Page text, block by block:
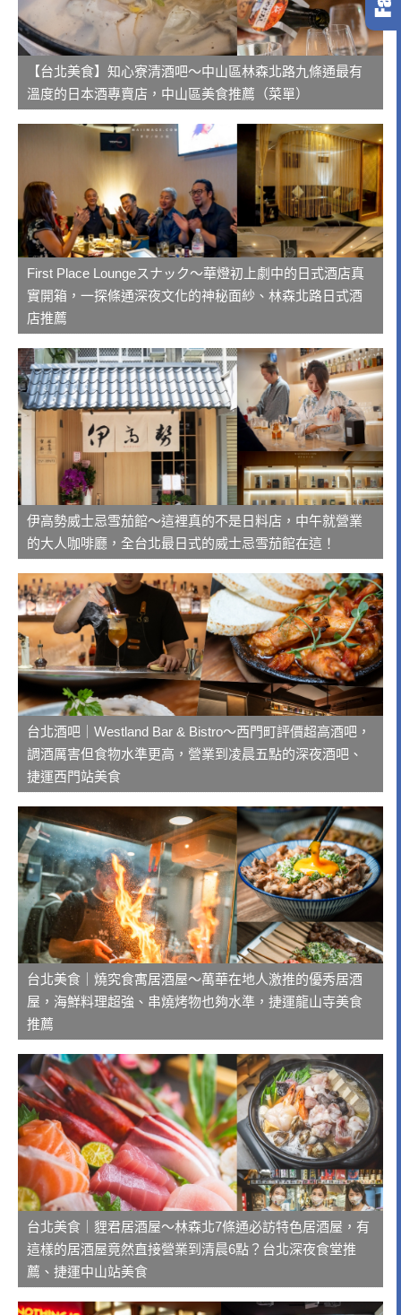
【台北美食】知心寮清酒吧～中山區林森北路九條通最有
溫度的日本酒專賣店，中山區美食推薦（菜單）
First Place Loungeスナック～華燈初上劇中的日式酒店真
實開箱，一探條通深夜文化的神秘面紗、林森北路日式酒
店推薦
伊高勢威士忌雪茄館～這裡真的不是日料店，中午就營業
的大人咖啡廳，全台北最日式的威士忌雪茄館在這！
台北酒吧｜Westland Bar & Bistro～西門町評價超高酒吧，
調酒厲害但食物水準更高，營業到凌晨五點的深夜酒吧、
捷運西門站美食
台北美食｜燒究食寓居酒屋～萬華在地人激推的優秀居酒
屋，海鮮料理超強、串燒烤物也夠水準，捷運龍山寺美食
推薦
台北美食｜貍君居酒屋～林森北7條通必訪特色居酒屋，有
這樣的居酒屋竟然直接營業到清晨6點？台北深夜食堂推
薦、捷運中山站美食